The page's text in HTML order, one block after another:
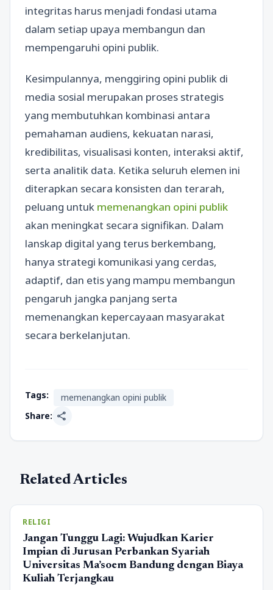
integritas harus menjadi fondasi utama
dalam setiap upaya membangun dan
mempengaruhi opini publik.
Kesimpulannya, menggiring opini publik di
media sosial merupakan proses strategis
yang membutuhkan kombinasi antara
pemahaman audiens, kekuatan narasi,
kredibilitas, visualisasi konten, interaksi aktif,
serta analitik data. Ketika seluruh elemen ini
diterapkan secara konsisten dan terarah,
peluang untuk memenangkan opini publik
akan meningkat secara signifikan. Dalam
lanskap digital yang terus berkembang,
hanya strategi komunikasi yang cerdas,
adaptif, dan etis yang mampu membangun
pengaruh jangka panjang serta
memenangkan kepercayaan masyarakat
secara berkelanjutan.
Tags:
memenangkan opini publik
Share: share
Related Articles
RELIGI
Jangan Tunggu Lagi: Wujudkan Karier
Impian di Jurusan Perbankan Syariah
Universitas Ma’soem Bandung dengan Biaya
Kuliah Terjangkau